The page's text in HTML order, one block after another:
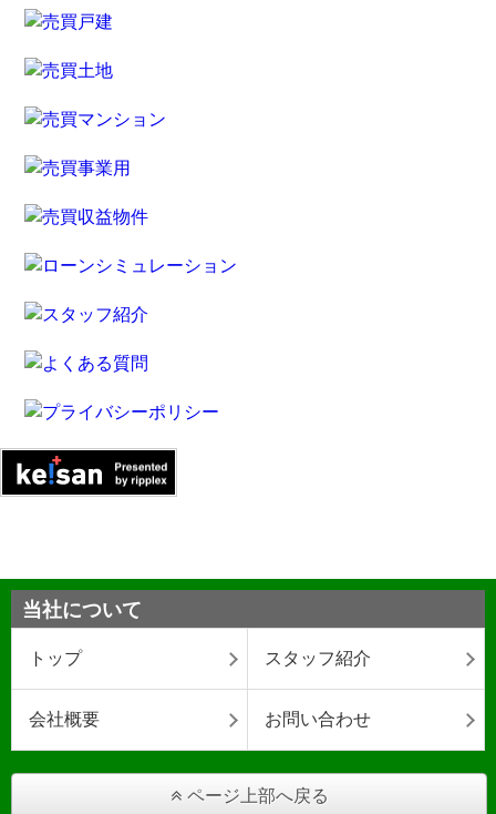
当社について
トップ スタッフ紹介
会社概要 お問い合わせ
ページ上部へ戻る